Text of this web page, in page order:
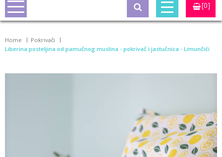
[0]
Home
Pokrivači
Liberina posteljina od pamučnog muslina - pokrivač i jastučnica - Limunčići